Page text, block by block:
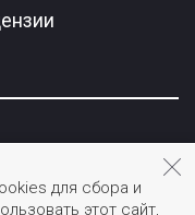
для сбора и
этот сайт,